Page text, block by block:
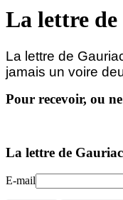
La lettre
La lettre de
jamais un voire
Pour recevoir, ou
La lettre de Gauriac
E-mail